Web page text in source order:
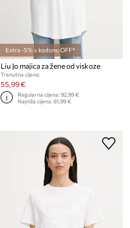
Extra -5% s kodom: OFF*
Liu Jo majica za žene od viskoze
Trenutna cijena:
55,99 €
Regularna cijena:92,99 €
Najniža cijena:61,99 €